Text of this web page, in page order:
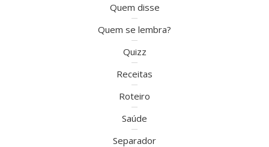
Quem disse
Quem se lembra?
Quizz
Receitas
Roteiro
Saúde
Separador